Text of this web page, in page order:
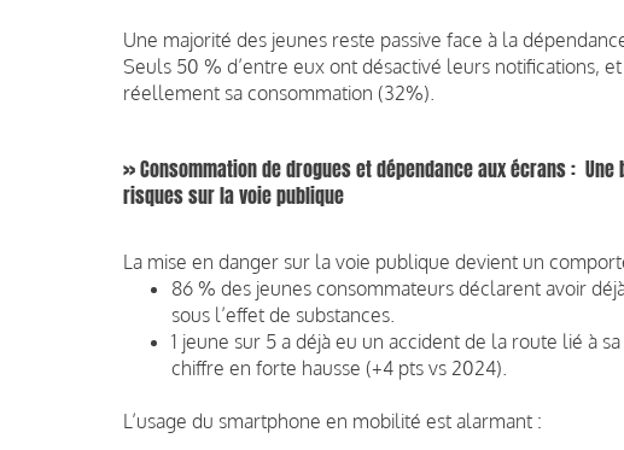
Une majorité des jeunes reste passive face à la
Seuls 50 % d’entre eux ont désactivé leurs notifications,
réellement sa consommation (32%).
>> Consommation de drogues et dépendance aux écrans :
risques sur la voie publique
La mise en danger sur la voie publique devient un
86 % des jeunes consommateurs déclarent avoir
sous l’effet de substances.
1 jeune sur 5 a déjà eu un accident de la route lié à
chiffre en forte hausse (+4 pts vs 2024).
L’usage du smartphone en mobilité est alarmant :